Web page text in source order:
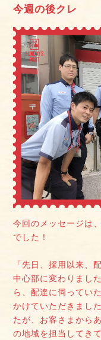
今週の後クレ
今回のメッセージは
でした！
「先日、採用以来、
中心部に変わりまし
ら、配達に伺ってい
かけていただきまし
たが、お客さまから
の地域を担当してき